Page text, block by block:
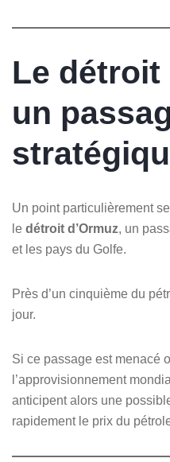
Le détroit
un
Un point particulièrement
le détroit d’Ormuz, un
et les pays du Golfe.
Près d’un cinquième du
jour.
Si ce passage est menacé
l’approvisionnement
anticipent alors une
rapidement le prix du